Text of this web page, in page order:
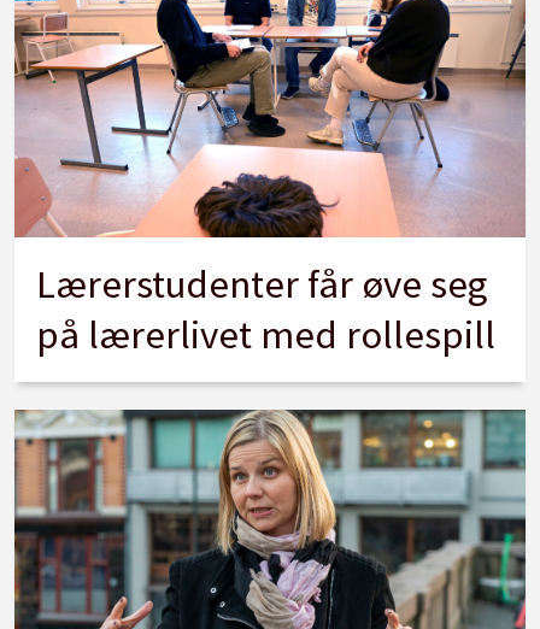
Lærerstudenter får øve seg
på lærerlivet med rollespill